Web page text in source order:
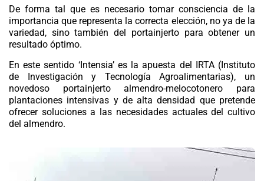
De forma tal que es necesario tomar consciencia de la
importancia que representa la correcta elección, no ya de la
variedad, sino también del portainjerto para obtener un
resultado óptimo.
En este sentido ‘Intensia’ es la apuesta del IRTA (Instituto
de Investigación y Tecnología Agroalimentarias), un
novedoso portainjerto almendro-melocotonero para
plantaciones intensivas y de alta densidad que pretende
ofrecer soluciones a las necesidades actuales del cultivo
del almendro.